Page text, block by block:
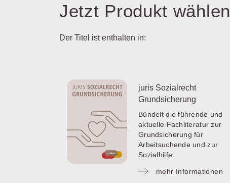
Jetzt Produkt wählen
Der Titel ist enthalten in:
juris Sozialrecht
Grundsicherung
Bündelt die führende und
aktuelle Fachliteratur zur
Grundsicherung für
Arbeitsuchende und zur
Sozialhilfe.
mehr Informationen